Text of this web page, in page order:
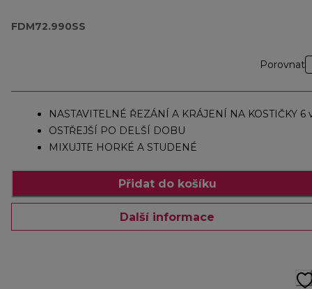
FDM72.990SS
Porovnat
NASTAVITELNÉ ŘEZÁNÍ A KRÁJENÍ NA KOSTIČKY 6
OSTŘEJŠÍ PO DELŠÍ DOBU
MIXUJTE HORKÉ A STUDENÉ
Přidat do košíku
Další informace